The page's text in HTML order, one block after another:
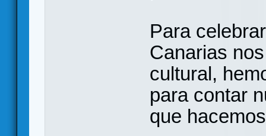
Para
Canarias
cultural,
para contar
que